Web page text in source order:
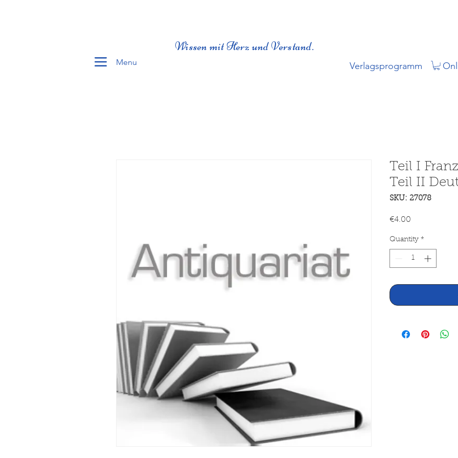
Menu
Wissen mit Herz und Verstand.
Verlagsprogramm
Teil I
Teil II
SKU: 27078
€4.00Price
Quantity *